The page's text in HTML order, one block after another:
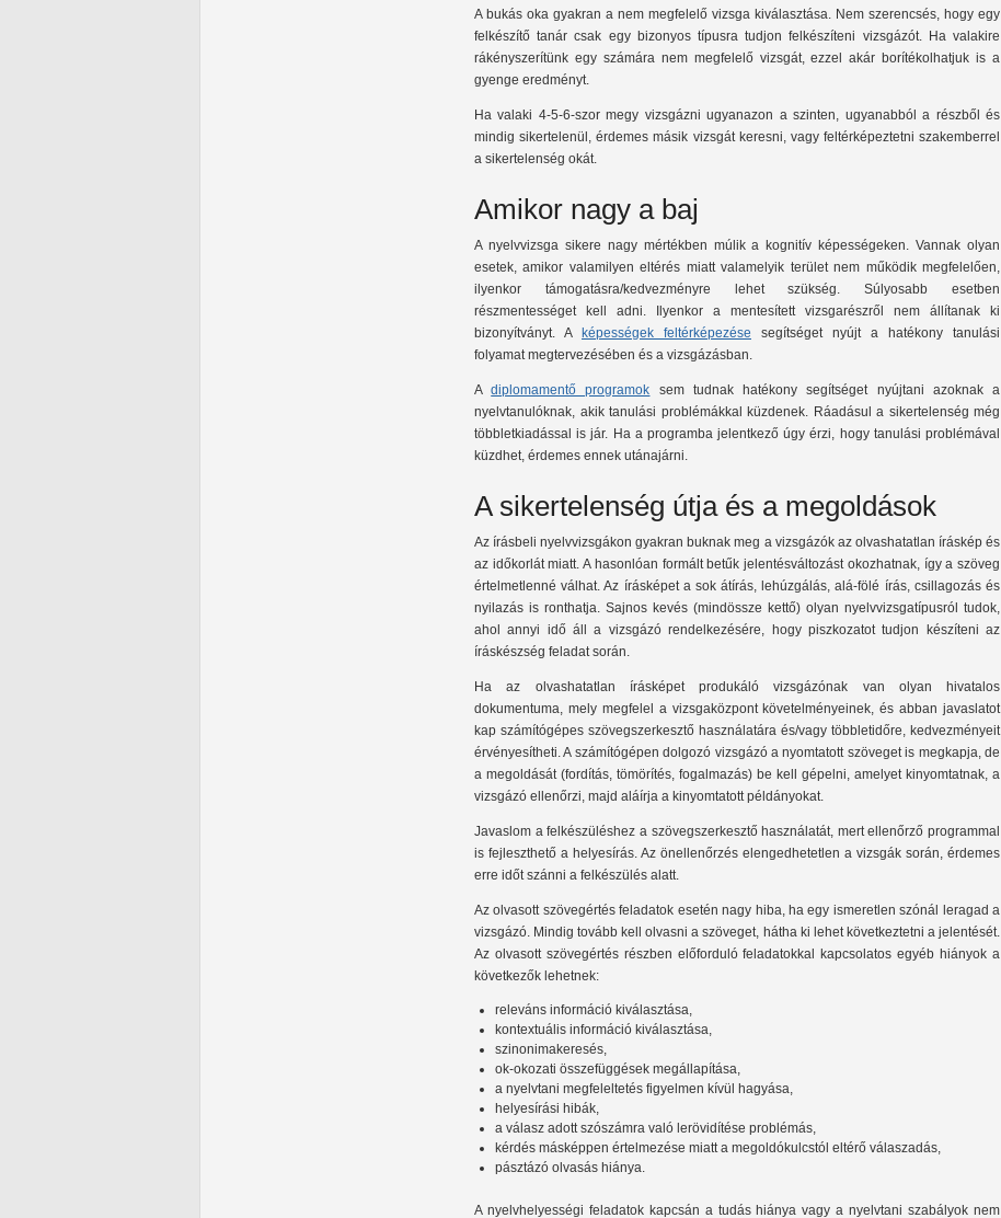
A bukás oka gyakran a nem megfelelő vizsga kiválasztása. Nem szerencsés, hogy egy
felkészítő tanár csak egy bizonyos típusra tudjon felkészíteni vizsgázót. Ha valakire
rákényszerítünk egy számára nem megfelelő vizsgát, ezzel akár borítékolhatjuk is a
gyenge eredményt.
Ha valaki 4-5-6-szor megy vizsgázni ugyanazon a szinten, ugyanabból a részből és
mindig sikertelenül, érdemes másik vizsgát keresni, vagy feltérképeztetni szakemberrel
a sikertelenség okát.
Amikor nagy a baj
A nyelvvizsga sikere nagy mértékben múlik a kognitív képességeken. Vannak olyan
esetek, amikor valamilyen eltérés miatt valamelyik terület nem működik megfelelően,
ilyenkor támogatásra/kedvezményre lehet szükség. Súlyosabb esetben
részmentességet kell adni. Ilyenkor a mentesített vizsgarészről nem állítanak ki
bizonyítványt. A
képességek feltérképezése segítséget nyújt a hatékony tanulási
folyamat megtervezésében és a vizsgázásban.
Adiplomamentő programok sem tudnak hatékony segítséget nyújtani azoknak a
nyelvtanulóknak, akik tanulási problémákkal küzdenek. Ráadásul a sikertelenség még
többletkiadással is jár. Ha a programba jelentkező úgy érzi, hogy tanulási problémával
küzdhet, érdemes ennek utánajárni.
A sikertelenség útja és a megoldások
Az írásbeli nyelvvizsgákon gyakran buknak meg a vizsgázók az olvashatatlan íráskép és
az időkorlát miatt. A hasonlóan formált betűk jelentésváltozást okozhatnak, így a szöveg
értelmetlenné válhat. Az írásképet a sok átírás, lehúzgálás, alá-fölé írás, csillagozás és
nyilazás is ronthatja. Sajnos kevés (mindössze kettő) olyan nyelvvizsgatípusról tudok,
ahol annyi idő áll a vizsgázó rendelkezésére, hogy piszkozatot tudjon készíteni az
íráskészség feladat során.
Ha az olvashatatlan írásképet produkáló vizsgázónak van olyan hivatalos
dokumentuma, mely megfelel a vizsgaközpont követelményeinek, és abban javaslatot
kap számítógépes szövegszerkesztő használatára és/vagy többletidőre, kedvezményeit
érvényesítheti. A számítógépen dolgozó vizsgázó a nyomtatott szöveget is megkapja, de
a megoldását (fordítás, tömörítés, fogalmazás) be kell gépelni, amelyet kinyomtatnak, a
vizsgázó ellenőrzi, majd aláírja a kinyomtatott példányokat.
Javaslom a felkészüléshez a szövegszerkesztő használatát, mert ellenőrző programmal
is fejleszthető a helyesírás. Az önellenőrzés elengedhetetlen a vizsgák során, érdemes
erre időt szánni a felkészülés alatt.
Az olvasott szövegértés feladatok esetén nagy hiba, ha egy ismeretlen szónál leragad a
vizsgázó. Mindig tovább kell olvasni a szöveget, hátha ki lehet következtetni a jelentését.
Az olvasott szövegértés részben előforduló feladatokkal kapcsolatos egyéb hiányok a
következők lehetnek:
releváns információ kiválasztása,
kontextuális információ kiválasztása,
szinonimakeresés,
ok-okozati összefüggések megállapítása,
a nyelvtani megfeleltetés figyelmen kívül hagyása,
helyesírási hibák,
a válasz adott szószámra való lerövidítése problémás,
kérdés másképpen értelmezése miatt a megoldókulcstól eltérő válaszadás,
pásztázó olvasás hiánya.
A nyelvhelyességi feladatok kapcsán a tudás hiánya vagy a nyelvtani szabályok nem